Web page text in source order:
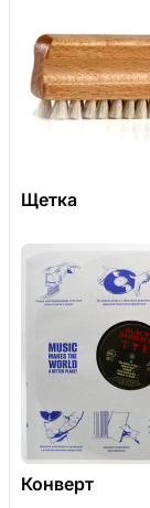
Щетка
Конверт